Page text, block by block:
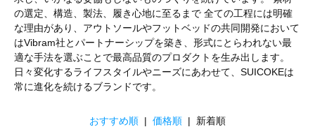
の選定、構造、製法、履き心地に至るまで 全ての工程には明確
な理由があり、アウトソールやフットベッドの共同開発において
はVibram社とパートナーシップを築き、形式にとらわれない最
適な手法を選ぶことで最高品質のプロダクトを生み出します。
日々変化するライフスタイルやニーズにあわせて、SUICOKEは
常に進化を続けるブランドです。
おすすめ順 | 価格順 | 新着順